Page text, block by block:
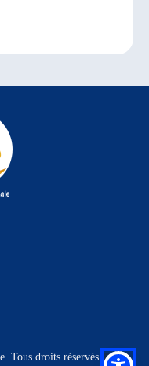
Tous droits réservés.